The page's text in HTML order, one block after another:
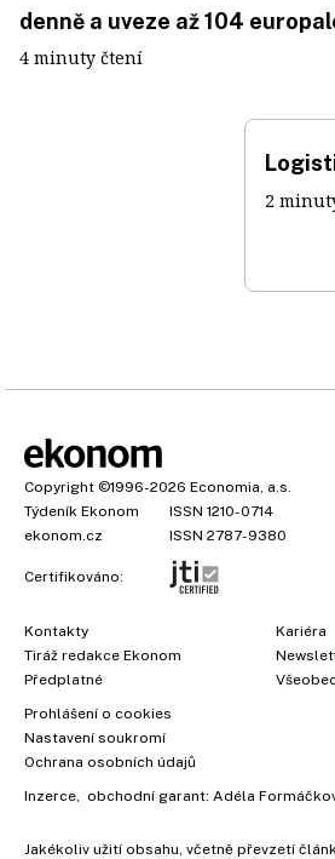
denně a uveze až 104
4 minuty čtení
2
Copyright ©1996-2026 Economia, a.s.
Týdeník Ekonom
ISSN 1210-0714
ekonom.cz
ISSN 2787-9380
Certifikováno:
Kontakty
Tiráž redakce Ekonom
Předplatné
Kariéra
Prohlášení o cookies
Nastavení soukromí
Ochrana osobních údajů
Inzerce, obchodní garant: Adéla
Jakékoliv užití obsahu, včetně převzetí